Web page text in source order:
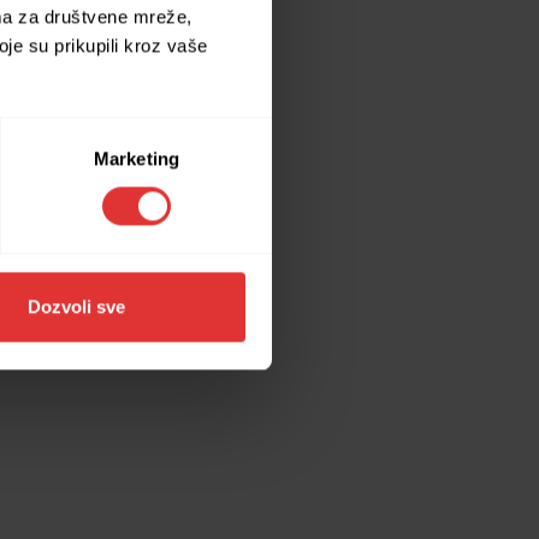
za društvene mreže,
su prikupili kroz vaše
Marketing
Dozvoli sve